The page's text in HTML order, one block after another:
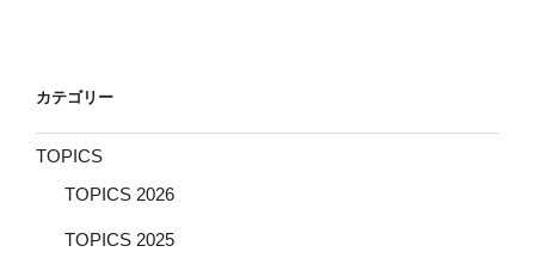
カテゴリー
TOPICS
TOPICS 2026
TOPICS 2025